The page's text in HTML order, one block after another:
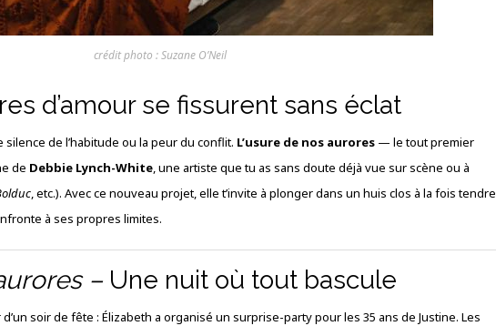
crédit photo : Suzane O’Neil
d’amour se fissurent sans éclat
silence de l’habitude ou la peur du conflit. L’usure de nos aurores — le tout premier
de Debbie Lynch-White, une artiste que tu as sans doute déjà vue sur scène ou à
, etc.). Avec ce nouveau projet, elle t’invite à plonger dans un huis clos à la fois tendre
à ses propres limites.
– Une nuit où tout bascule
soir de fête : Élizabeth a organisé un surprise-party pour les 35 ans de Justine. Les